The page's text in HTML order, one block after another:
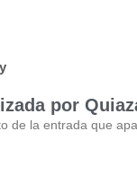
por
de la entrada que